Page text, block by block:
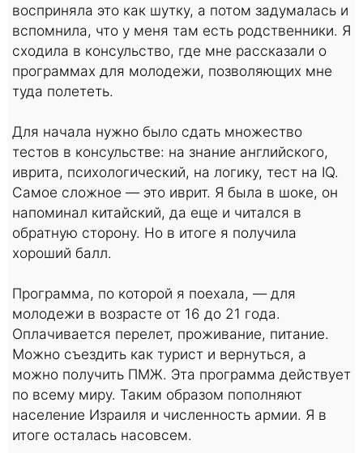
восприняла это как шутку, а потом задумалась и
вспомнила, что у меня там есть родственники. Я
сходила в консульство, где мне рассказали о
программах для молодежи, позволяющих мне
туда полететь.
Для начала нужно было сдать множество
тестов в консульстве: на знание английского,
иврита, психологический, на логику, тест на IQ.
Самое сложное — это иврит. Я была в шоке, он
напоминал китайский, да еще и читался в
обратную сторону. Но в итоге я получила
хороший балл.
Программа, по которой я поехала, — для
молодежи в возрасте от 16 до 21 года.
Оплачивается перелет, проживание, питание.
Можно съездить как турист и вернуться, а
можно получить ПМЖ. Эта программа действует
по всему миру. Таким образом пополняют
население Израиля и численность армии. Я в
итоге осталась насовсем.